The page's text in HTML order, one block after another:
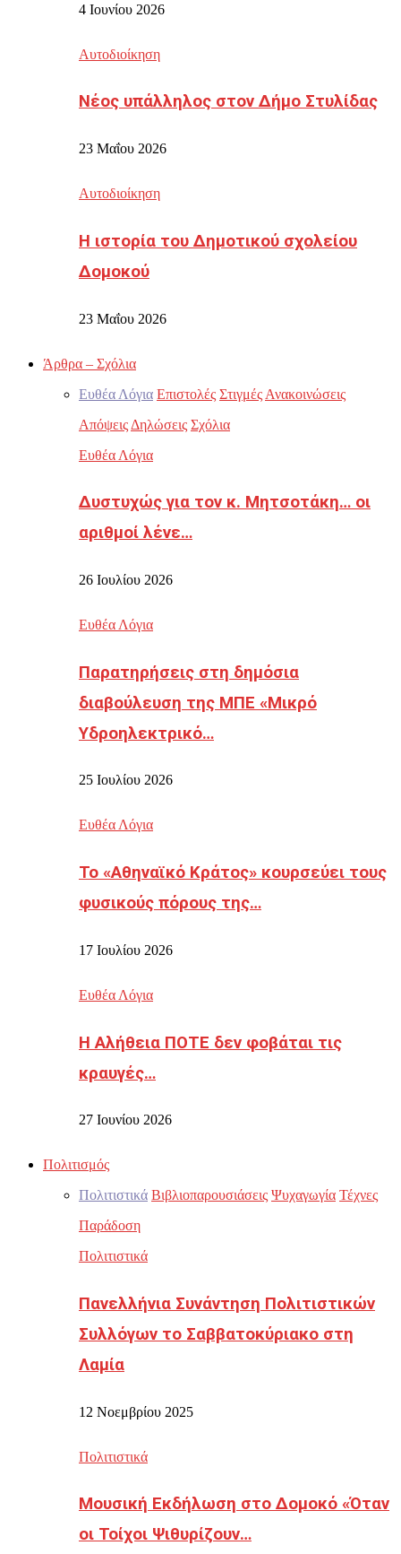
4 Ιουνίου 2026
Αυτοδιοίκηση
Νέος υπάλληλος στον Δήμο Στυλίδας
23 Μαΐου 2026
Αυτοδιοίκηση
Η ιστορία του Δημοτικού σχολείου
Δομοκού
23 Μαΐου 2026
Άρθρα – Σχόλια
Ευθέα Λόγια Επιστολές Στιγμές Ανακοινώσεις
Απόψεις Δηλώσεις Σχόλια
Ευθέα Λόγια
Δυστυχώς για τον κ. Μητσοτάκη… οι
αριθμοί λένε…
26 Ιουλίου 2026
Ευθέα Λόγια
Παρατηρήσεις στη δημόσια
διαβούλευση της ΜΠΕ «Μικρό
Υδροηλεκτρικό…
25 Ιουλίου 2026
Ευθέα Λόγια
Το «Αθηναϊκό Κράτος» κουρσεύει τους
φυσικούς πόρους της…
17 Ιουλίου 2026
Ευθέα Λόγια
Η Αλήθεια ΠΟΤΕ δεν φοβάται τις
κραυγές…
27 Ιουνίου 2026
Πολιτισμός
Πολιτιστικά Βιβλιοπαρουσιάσεις Ψυχαγωγία Τέχνες
Παράδοση
Πολιτιστικά
Πανελλήνια Συνάντηση Πολιτιστικών
Συλλόγων το Σαββατοκύριακο στη
Λαμία
12 Νοεμβρίου 2025
Πολιτιστικά
Μουσική Εκδήλωση στο Δομοκό «Όταν
οι Τοίχοι Ψιθυρίζουν…